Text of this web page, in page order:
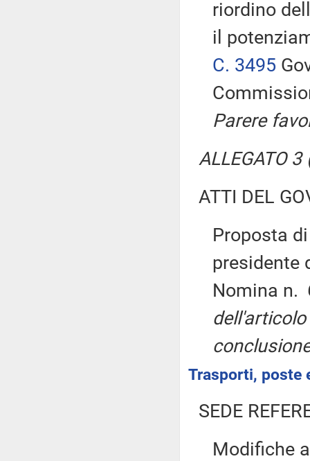
riordino
il
C. 3495
Parere
ALLEGATO
ATTI DEL
Proposta
presidente
Nomina n.
Trasporti, poste
SEDE
Modifiche